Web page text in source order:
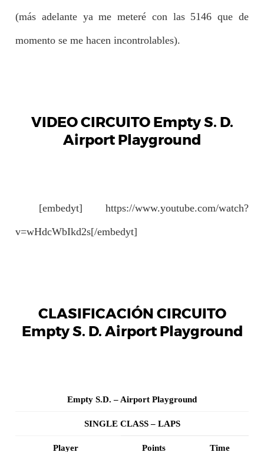
(más adelante ya me meteré con las 5146 que de
momento se me hacen incontrolables).
VIDEO CIRCUITO Empty S. D.
Airport Playground
[embedyt] https://www.youtube.com/watch?
v=wHdcWbIkd2s[/embedyt]
CLASIFICACIÓN CIRCUITO
Empty S. D. Airport Playground
Empty S.D. – Airport Playground
SINGLE CLASS – LAPS
Player Points Time